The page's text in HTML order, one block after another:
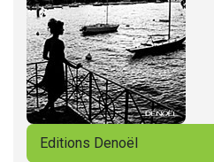
Editions Denoël